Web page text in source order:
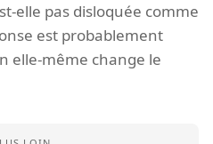
elle pas disloquée comme
est probablement
elle-même change le